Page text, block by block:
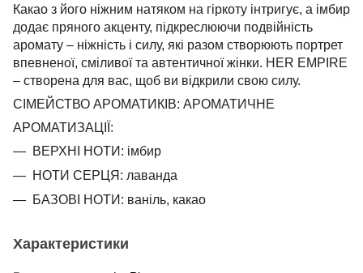
Какао з його ніжним натяком на гіркоту інтригує, а імбир
додає пряного акценту, підкреслюючи подвійність
аромату – ніжність і силу, які разом створюють портрет
впевненої, сміливої ​​та автентичної жінки. HER EMPIRE
– створена для вас, щоб ви відкрили свою силу.
СІМЕЙСТВО АРОМАТИКІВ: АРОМАТИЧНЕ
АРОМАТИЗАЦІЇ:
ВЕРХНІ НОТИ: імбир
НОТИ СЕРЦЯ: лаванда
БАЗОВІ НОТИ: ваніль, какао
Характеристики